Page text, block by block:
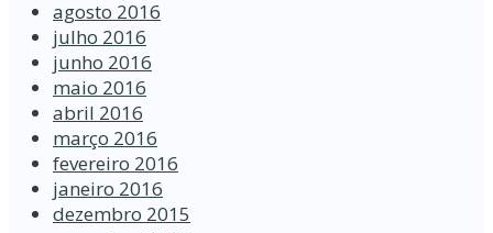
agosto 2016
julho 2016
junho 2016
maio 2016
abril 2016
março 2016
fevereiro 2016
janeiro 2016
dezembro 2015